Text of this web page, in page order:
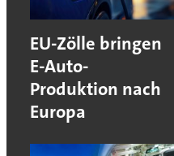
EU-Zölle bringen
E-Auto-
Produktion nach
Europa